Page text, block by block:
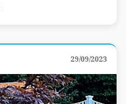
29/09/2023